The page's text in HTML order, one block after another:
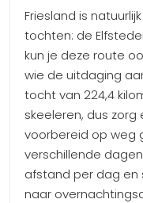
Friesland is
tochten: de
kun je deze route
wie de uitdaging
tocht van 224,4
skeeleren, dus
voorbereid op weg
verschillende
afstand per dag en
naar